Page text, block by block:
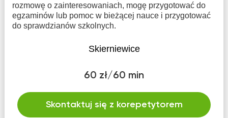
rozmowę o zainteresowaniach, mogę przygotować do
egzaminów lub pomoc w bieżącej nauce i przygotować
do sprawdzianów szkolnych.
Skierniewice
60 zł/60 min
Skontaktuj się z korepetytorem